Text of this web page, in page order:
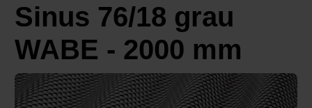
Sinus 76/18 grau
WABE - 2000 mm
Bildergalerie überspringen